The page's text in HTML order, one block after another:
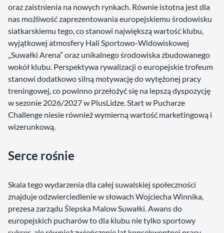
oraz zaistnienia na nowych rynkach. Równie istotna jest dla
nas możliwość zaprezentowania europejskiemu środowisku
siatkarskiemu tego, co stanowi największą wartość klubu,
wyjątkowej atmosfery Hali Sportowo-Widowiskowej
„Suwałki Arena” oraz unikalnego środowiska zbudowanego
wokół klubu. Perspektywa rywalizacji o europejskie trofeum
stanowi dodatkowo silną motywację do wytężonej pracy
treningowej, co powinno przełożyć się na lepszą dyspozycję
w sezonie 2026/2027 w PlusLidze. Start w Pucharze
Challenge niesie również wymierną wartość marketingową i
wizerunkową.
Serce rośnie
Skala tego wydarzenia dla całej suwalskiej społeczności
znajduje odzwierciedlenie w słowach Wojciecha Winnika,
prezesa zarządu Ślepska Malow Suwałki. Awans do
europejskich pucharów to dla klubu nie tylko sportowy